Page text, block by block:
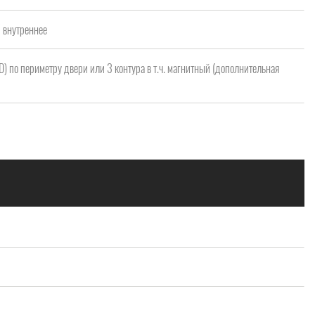
по периметру двери или 3 контура в т.ч. магнитный (дополнительная